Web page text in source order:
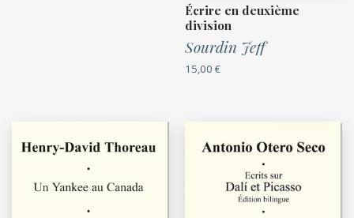
Écrire en deuxième
division
Sourdin Jeff
15,00 €